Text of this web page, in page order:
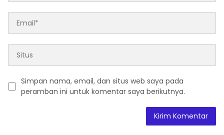
Simpan nama, email, dan situs web saya pada
peramban ini untuk komentar saya berikutnya.